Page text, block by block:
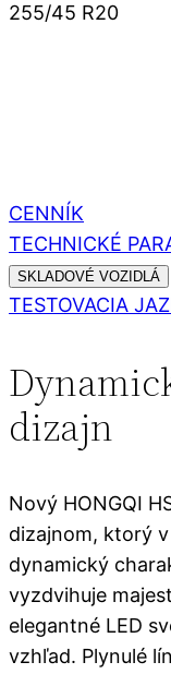
255/45 R20
CENNÍK
TECHNICKÉ
SKLADOVÉ VOZIDLÁ
TESTOVACIA
dizajn
Nový HONGQI
dizajnom, ktorý
dynamický
vyzdvihuje
elegantné LED
vzhľad. Plynulé